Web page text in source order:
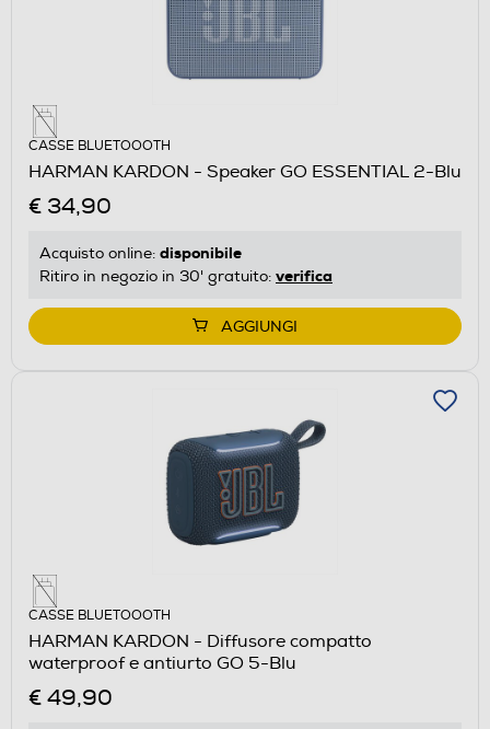
CASSE BLUETOOOTH
HARMAN KARDON - Speaker GO ESSENTIAL 2-Blu
€ 34,90
Acquisto online: disponibile
Ritiro in negozio in 30' gratuito: verifica
AGGIUNGI
CASSE BLUETOOOTH
HARMAN KARDON - Diffusore compatto
waterproof e antiurto GO 5-Blu
€ 49,90